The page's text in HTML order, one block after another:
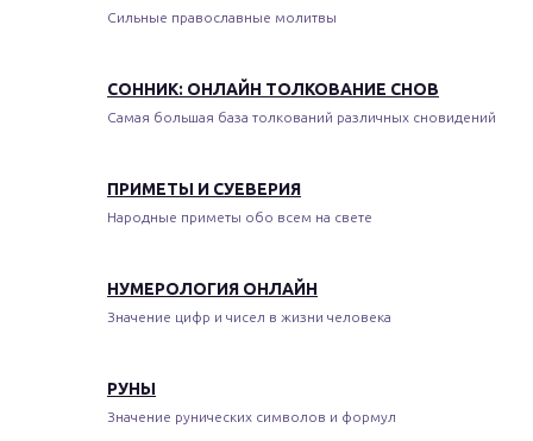
Сильные православные молитвы
СОННИК: ОНЛАЙН ТОЛКОВАНИЕ СНОВ
Самая большая база толкований различных сновидений
ПРИМЕТЫ И СУЕВЕРИЯ
Народные приметы обо всем на свете
НУМЕРОЛОГИЯ ОНЛАЙН
Значение цифр и чисел в жизни человека
РУНЫ
Значение рунических символов и формул